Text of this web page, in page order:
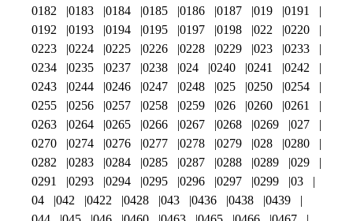
0182
0183 0184 0185 0186 0187 019
0191
0192
0193 0194 0195 0197 0198 022
0220
0223
0224 0225 0226 0228 0229 023
0233
0234
0235 0237 0238 024 0240 0241
0242
0243
0244 0246 0247 0248 025 0250
0254
0255
0256 0257 0258 0259 026 0260
0261
0263
0264 0265 0266 0267 0268 0269
027
0270
0274 0276 0277 0278 0279 028
0280
0282
0283 0284 0285 0287 0288 0289
029
0291
0293 0294 0295 0296 0297 0299
03
04
042 0422 0428 043 0436 0438
0439